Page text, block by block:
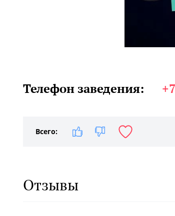
Телефон заведения:
Всего:
Отзывы